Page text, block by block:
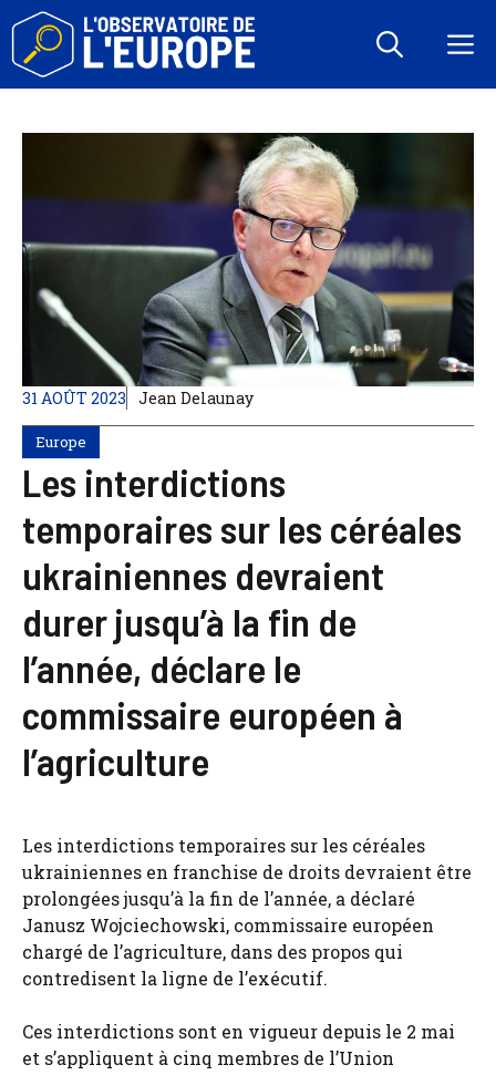
Aller
contenu
31 AOÛT 2023 Jean Delaunay
Europe
Les interdictions
temporaires sur les céréales
ukrainiennes devraient
durer jusqu’à la fin de
l’année, déclare le
commissaire européen à
l’agriculture
Les interdictions temporaires sur les céréales
ukrainiennes en franchise de droits devraient être
prolongées jusqu’à la fin de l’année, a déclaré
Janusz Wojciechowski, commissaire européen
chargé de l’agriculture, dans des propos qui
contredisent la ligne de l’exécutif.
Ces interdictions sont en vigueur depuis le 2 mai
et s’appliquent à cinq membres de l’Union